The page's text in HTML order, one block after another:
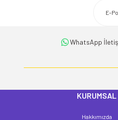
Ürün açıklamasında eksik
Ürün fiyatı diğer sitelerden
WhatsApp
KURUMSAL
Hakkımızda